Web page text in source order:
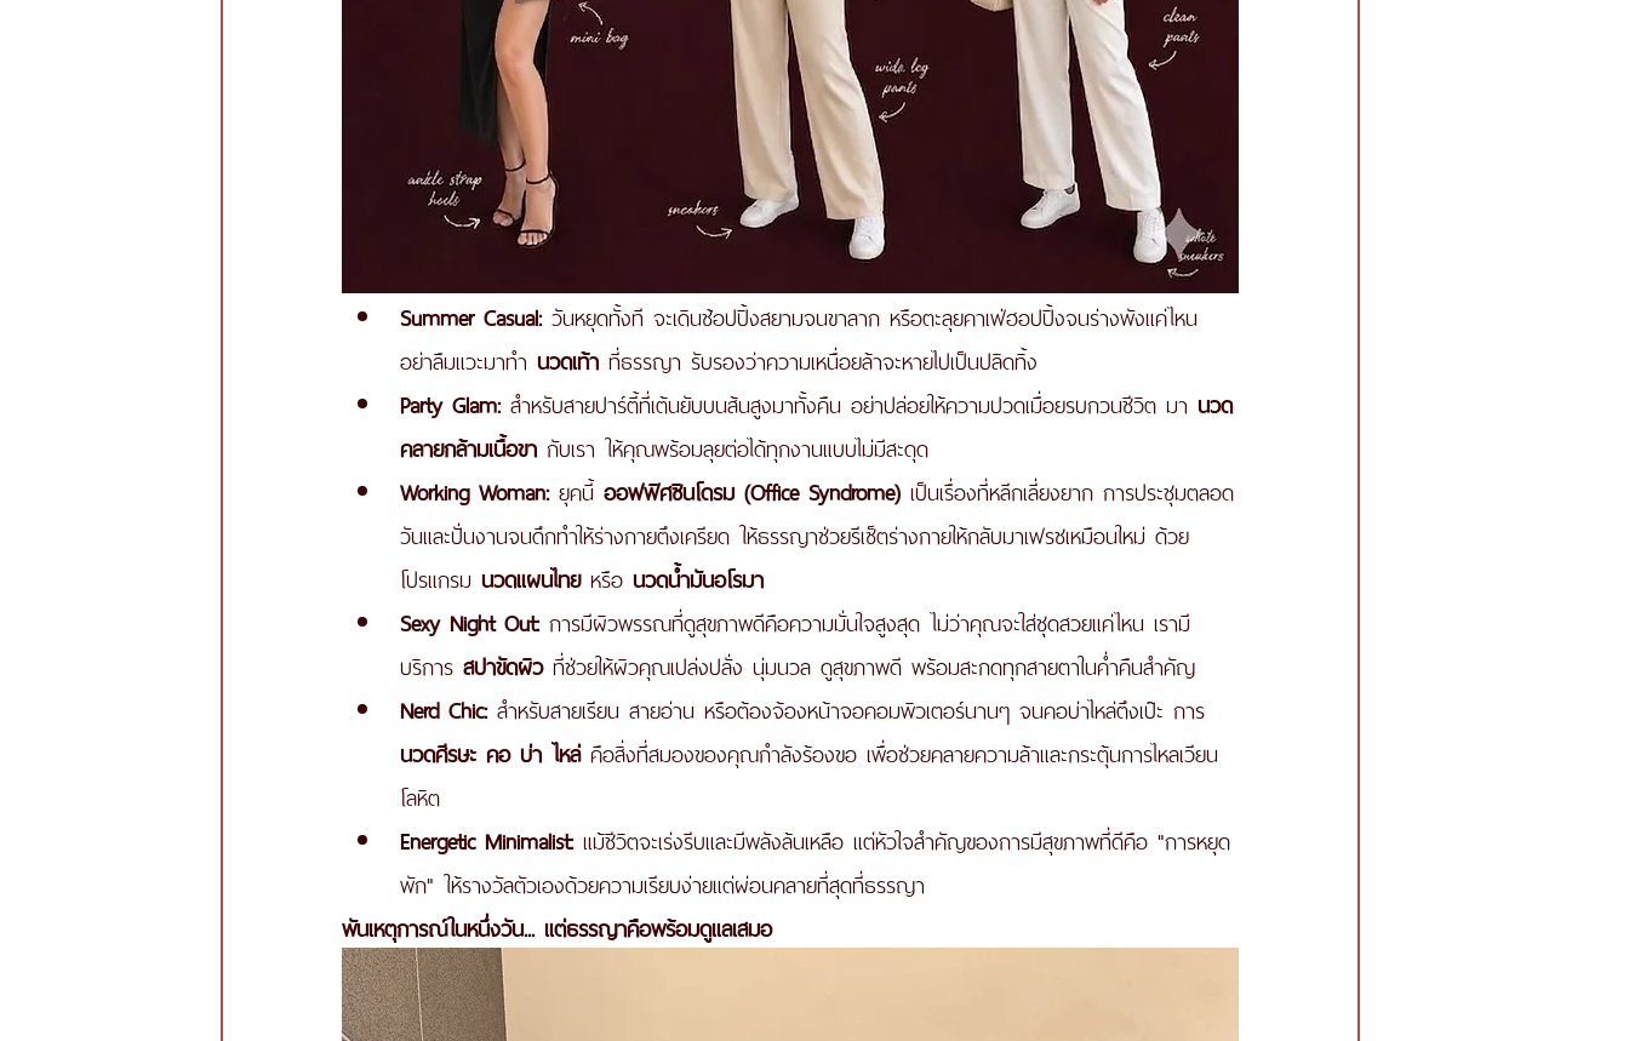
Summer Casual: วันหยุดทั้งที จะเดินช้อปปิ้งสยามจนขาลาก หรือตะลุยคาเฟ่ฮอปปิ้งจนร่างพังแค่ไหน
อย่าลืมแวะมาทำ นวดเท้า ที่ธรรญา รับรองว่าความเหนื่อยล้าจะหายไปเป็นปลิดทิ้ง
Party Glam: สำหรับสายปาร์ตี้ที่เต้นยับบนส้นสูงมาทั้งคืน อย่าปล่อยให้ความปวดเมื่อยรบกวนชีวิต มา นวด
คลายกล้ามเนื้อขา กับเรา ให้คุณพร้อมลุยต่อได้ทุกงานแบบไม่มีสะดุด
Working Woman: ยุคนี้ ออฟฟิศซินโดรม (Office Syndrome) เป็นเรื่องที่หลีกเลี่ยงยาก การประชุมตลอด
วันและปั่นงานจนดึกทำให้ร่างกายตึงเครียด ให้ธรรญาช่วยรีเซ็ตร่างกายให้กลับมาเฟรชเหมือนใหม่ ด้วย
โปรแกรม นวดแผนไทย หรือ นวดน้ำมันอโรมา
Sexy Night Out: การมีผิวพรรณที่ดูสุขภาพดีคือความมั่นใจสูงสุด ไม่ว่าคุณจะใส่ชุดสวยแค่ไหน เรามี
บริการ สปาขัดผิว ที่ช่วยให้ผิวคุณเปล่งปลั่ง นุ่มนวล ดูสุขภาพดี พร้อมสะกดทุกสายตาในค่ำคืนสำคัญ
Nerd Chic: สำหรับสายเรียน สายอ่าน หรือต้องจ้องหน้าจอคอมพิวเตอร์นานๆ จนคอบ่าไหล่ตึงเป๊ะ การ
นวดศีรษะ คอ บ่า ไหล่ คือสิ่งที่สมองของคุณกำลังร้องขอ เพื่อช่วยคลายความล้าและกระตุ้นการไหลเวียน
โลหิต
Energetic Minimalist: แม้ชีวิตจะเร่งรีบและมีพลังล้นเหลือ แต่หัวใจสำคัญของการมีสุขภาพที่ดีคือ "การหยุด
พัก" ให้รางวัลตัวเองด้วยความเรียบง่ายแต่ผ่อนคลายที่สุดที่ธรรญา
พันเหตุการณ์ในหนึ่งวัน... แต่ธรรญาคือพร้อมดูแลเสมอ